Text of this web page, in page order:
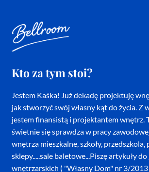
Kto za tym stoi?
Jestem Kaśka! Już dekadę projektuję
jak stworzyć swój własny kąt do życia. Z
jestem finansistą i projektantem wnętrz.
świetnie się sprawdza w pracy
wnętrza mieszkalne, szkoły, przedszkola,
sklepy.....sale baletowe...Piszę artykuły do
wnętrzarskich ( "Własny Dom" nr 3/